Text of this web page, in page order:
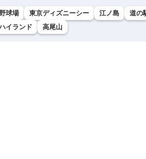
球場 東京ディズニーシー 江ノ島
道の
イランド 高尾山